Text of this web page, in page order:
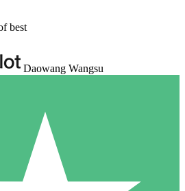
best
Daowang Wangsu